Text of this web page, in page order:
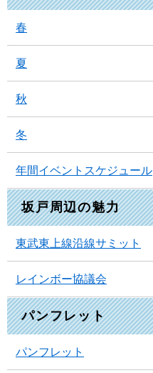
春
夏
秋
冬
年間イベントスケジュール
坂戸周辺の魅力
東武東上線沿線サミット
レインボー協議会
パンフレット
パンフレット